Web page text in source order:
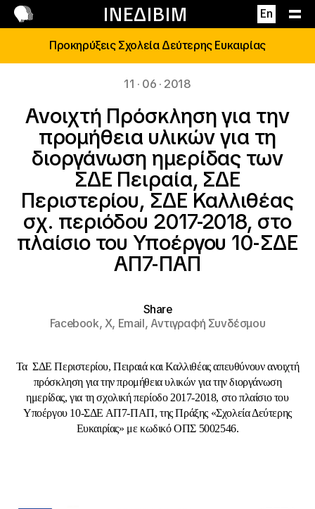
ΙΝΕΔΙΒΙΜ En
Επικοινωνία
Προκηρύξεις Σχολεία Δεύτερης Ευκαιρίας
11 · 06 · 2018
Ανοιχτή Πρόσκληση για την
προμήθεια υλικών για τη
διοργάνωση ημερίδας των
ΣΔΕ Πειραία, ΣΔΕ
Περιστερίου, ΣΔΕ Καλλιθέας
σχ. περιόδου 2017-2018, στο
πλαίσιο του Υποέργου 10-ΣΔΕ
ΑΠ7-ΠΑΠ
Share
Facebook,X, Email,Αντιγραφή Συνδέσμου
Τα ΣΔΕ Περιστερίου, Πειραιά και Καλλιθέας απευθύνουν ανοιχτή
πρόσκληση για την προμήθεια υλικών για την διοργάνωση
ημερίδας, για τη σχολική περίοδο 2017-2018, στο πλαίσιο του
Υποέργου 10-ΣΔΕ ΑΠ7-ΠΑΠ, της Πράξης «Σχολεία Δεύτερης
Ευκαιρίας» με κωδικό ΟΠΣ 5002546.